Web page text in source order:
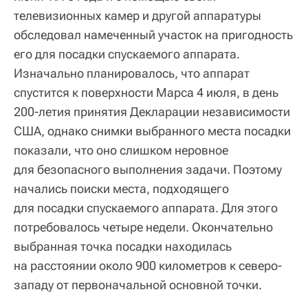
телевизионных камер и другой аппаратуры
обследовал намеченный участок на пригодность
его для посадки спускаемого аппарата.
Изначально планировалось, что аппарат
спустится к поверхности Марса 4 июля, в день
200-летия принятия Декларации независимости
США, однако снимки выбранного места посадки
показали, что оно слишком неровное
для безопасного выполнения задачи. Поэтому
начались поиски места, подходящего
для посадки спускаемого аппарата. Для этого
потребовалось четыре недели. Окончательно
выбранная точка посадки находилась
на расстоянии около 900 километров к северо-
западу от первоначальной основной точки.